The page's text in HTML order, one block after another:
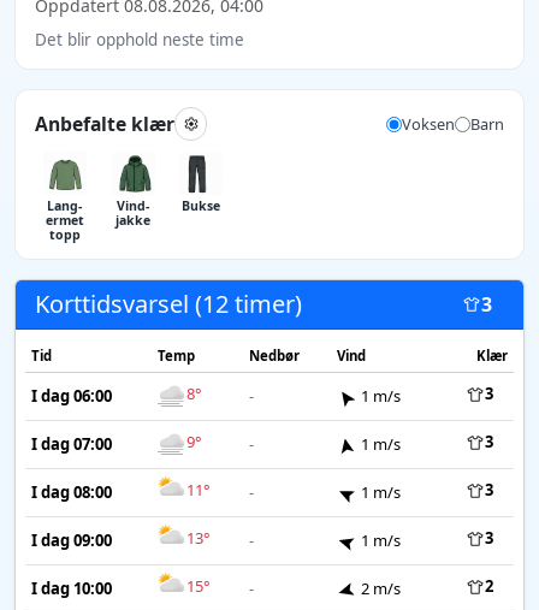
Oppdatert 08.08.2026, 04:00
Det blir opphold neste time
Anbefalte klær Voksen Barn
Lang­
ermet
topp
Vind­
jakke
Bukse
Korttidsvarsel (12 timer) 3
Tid Temp Nedbør Vind Klær
I dag 06:00 8° - 1 m/s 3
I dag 07:00 9° - 1 m/s 3
I dag 08:00 11° - 1 m/s 3
I dag 09:00 13° - 1 m/s 3
I dag 10:00 15° - 2 m/s 2